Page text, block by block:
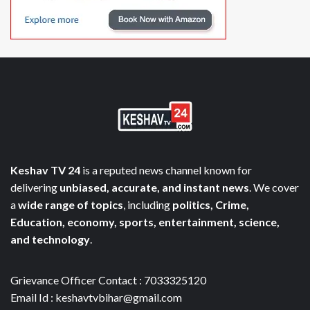
Keshav TV 24 is a reputed news channel known for
delivering unbiased, accurate, and instant news . We cover
awide range of topics , including politics, Crime,
Education, economy, sports, entertainment, science,
and technology
Grievance Officer Contact : 7033325120
Email Id : keshavtvbihar@gmail.com